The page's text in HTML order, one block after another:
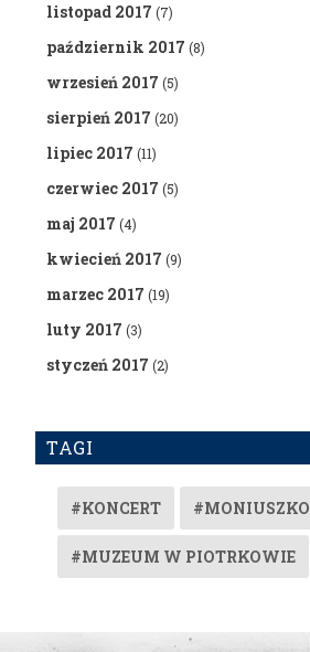
listopad 2017 (7)
październik 2017 (8)
wrzesień 2017 (5)
sierpień 2017 (20)
lipiec 2017 (11)
czerwiec 2017 (5)
maj 2017 (4)
kwiecień 2017 (9)
marzec 2017 (19)
luty 2017 (3)
styczeń 2017 (2)
TAGI
#KONCERT #MONIUSZKO
#MUZEUM W PIOTRKOWIE